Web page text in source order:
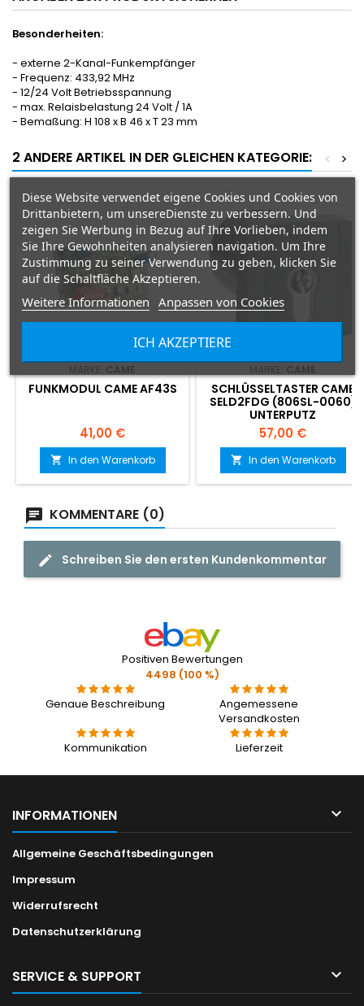
Besonderheiten:
- externe 2-Kanal-Funkempfänger
- Frequenz: 433,92 MHz
- 12/24 Volt Betriebsspannung
- max. Relaisbelastung 24 Volt / 1A
- Bemaßung: H 108 x B 46 x T 23 mm
2 ANDERE ARTIKEL IN DER GLEICHEN KATEGORIE: >
<
MARKE: CAME
FUNKMODUL CAME AF43S
Preis
41,00 €
 In den Warenkorb
MARKE: CAME
SCHLÜSSELTASTER CAME
SELD2FDG (806SL-0060)
UNTERPUTZ
Preis
57,00 €
 In den Warenkorb
KOMMENTARE (0)
Schreiben Sie den ersten Kundenkommentar
Positiven Bewertungen
4498 (100 %)
Genaue Beschreibung
Angemessene
Versandkosten
Kommunikation
Lieferzeit
INFORMATIONEN 
Allgemeine Geschäftsbedingungen
Impressum
Widerrufsrecht
Datenschutzerklärung
SERVICE & SUPPORT 
Diese Website verwendet eigene Cookies und Cookies von
Drittanbietern, um unsereDienste zu verbessern. Und
zeigen Sie Werbung in Bezug auf Ihre Vorlieben, indem
Sie Ihre Gewohnheiten analysieren navigation. Um Ihre
Zustimmung zu seiner Verwendung zu geben, klicken Sie
auf die Schaltfläche Akzeptieren.
Weitere Informationen Anpassen von Cookies
ICH AKZEPTIERE